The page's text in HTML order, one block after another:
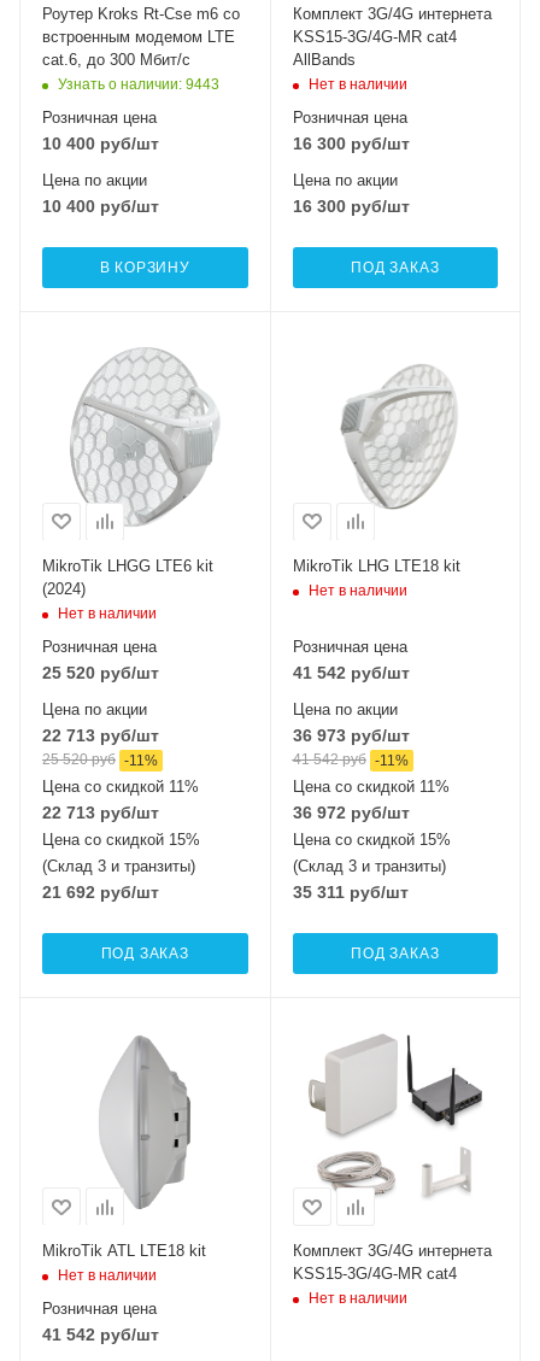
Роутер Kroks Rt-Cse m6 со
встроенным модемом LTE
cat.6, до 300 Мбит/c
Узнать о наличии: 9443
Розничная цена
10 400 руб/шт
Цена по акции
10 400 руб/шт
В КОРЗИНУ
Комплект 3G/4G интернета
KSS15-3G/4G-MR cat4
AllBands
Нет в наличии
Розничная цена
16 300руб/шт
Цена по акции
16 300руб/шт
ПОД ЗАКАЗ
Интерфейсы сотовой
Один 2G / 3G / LTE6
Проводные,
оптические
интерфейсы
1xGigabit Ethernet
MikroTik LHGG LTE6 kit
(2024)
Нет в наличии
Розничная цена
25 520 руб/шт
Цена по акции
22 713 руб/шт
25 520руб -11 %
Цена со скидкой 11%
22 713 руб/шт
Цена со скидкой 15%
(Склад 3 и транзиты)
21 692 руб/шт
ПОД ЗАКАЗ
Один 2G / 3G /
LTE18
Проводные,
оптические
интерфейсы
1xGigabit Ethernet
MikroTik LHG LTE18 kit
Нет в наличии
Розничная цена
41 542 руб/шт
Цена по акции
36 973руб/шт
41 542руб -11 %
Цена со скидкой 11%
36 972 руб/шт
Цена со скидкой 15%
(Склад 3 и транзиты)
35 311руб/шт
ПОД ЗАКАЗ
Один 2G / 3G /
Проводные,
оптические
интерфейсы
1xGigabit Ethernet
MikroTik ATL LTE18 kit
Нет в наличии
Розничная цена
41 542 руб/шт
Комплект 3G/4G интернета
KSS15-3G/4G-MR cat4
Нет в наличии